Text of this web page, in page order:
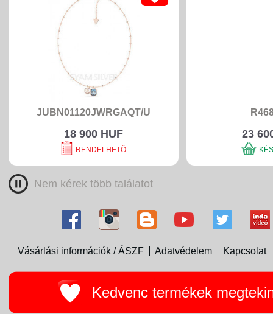
JUBN01120JWRGAQT/U
18 900 HUF
RENDELHETŐ
23
Nem kérek több találatot
Vásárlási információk / ÁSZF Adatvédelem Kapcsolat
Kedvenc termékek